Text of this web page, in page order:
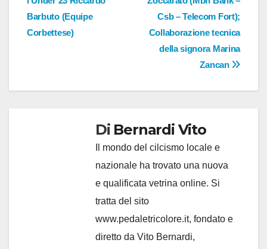
Csb – Telecom Fort);
Collaborazione tecnica
della signora Marina
Zancan
Barbuto (Equipe
Corbettese)
Di Bernardi Vito
Il mondo del cilcismo locale e
nazionale ha trovato una nuova
e qualificata vetrina online. Si
tratta del sito
www.pedaletricolore.it, fondato e
diretto da Vito Bernardi,